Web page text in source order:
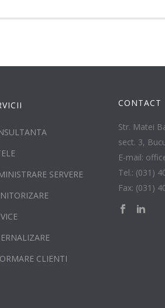
SERVERE
CLIENTI
CONTACT
Str. Matei
sect. 3,
E-mail:
Tel.: (031)
Fax: (031)